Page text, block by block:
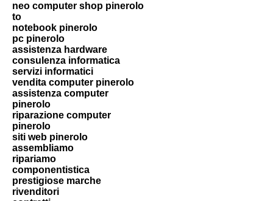
neo computer shop pinerolo
to
notebook pinerolo
pc pinerolo
assistenza hardware
consulenza informatica
servizi informatici
vendita computer pinerolo
assistenza computer
pinerolo
riparazione computer
pinerolo
siti web pinerolo
assembliamo
ripariamo
componentistica
prestigiose marche
rivenditori